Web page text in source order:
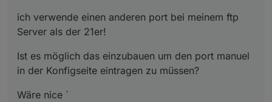
ich verwende einen anderen port bei meinem ftp
Server als der 21er!
Ist es möglich das einzubauen um den port manuel
in der Konfigseite eintragen zu müssen?
Wäre nice `